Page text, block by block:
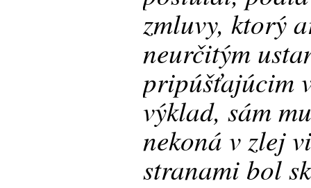
zmluvy, ktorý
neurčitým
pripúšťajúcim
výklad, sám
nekoná v zlej
stranami bol